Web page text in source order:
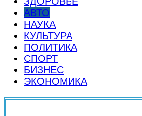
АВТО
НАУКА
КУЛЬТУРА
ПОЛИТИКА
СПОРТ
БИЗНЕС
ЭКОНОМИКА